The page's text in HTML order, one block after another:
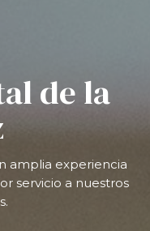
de la
amplia experiencia
servicio a nuestros